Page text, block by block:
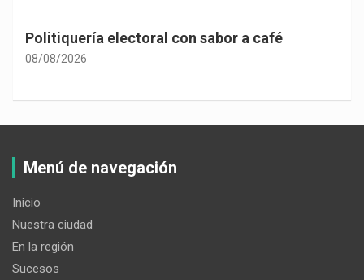
Politiquería electoral con sabor a café
08/08/2026
Menú de navegación
Inicio
Nuestra ciudad
En la región
Sucesos